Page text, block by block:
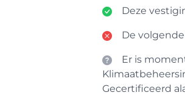
Deze
De
Er is
Gecertificeerd